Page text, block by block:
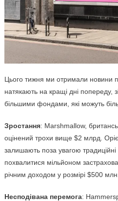
Цього тижня ми отримали новини
натякають на кращі дні попереду,
більшими фондами, які можуть
Зростання: Marshmallow,
оцінений трохи вище $2 млрд.
залишають поза увагою
похвалитися мільйоном
річним доходом у розмірі $500 млн.
Несподівана перемога: